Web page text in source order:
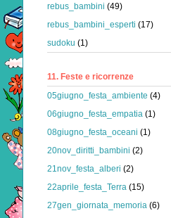
rebus_bambini (49)
rebus_bambini_esperti (17)
sudoku (1)
11. Feste e ricorrenze
05giugno_festa_ambiente (4)
06giugno_festa_empatia (1)
08giugno_festa_oceani (1)
20nov_diritti_bambini (2)
21nov_festa_alberi (2)
22aprile_festa_Terra (15)
27gen_giornata_memoria (6)